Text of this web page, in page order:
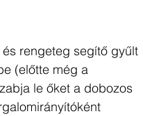
rengeteg segítő gyűlt
(előtte még a
le őket a dobozos